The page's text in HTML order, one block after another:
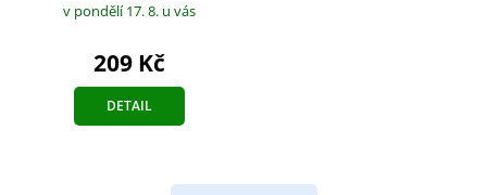
v pondělí 17. 8. u vás
209 Kč
DETAIL